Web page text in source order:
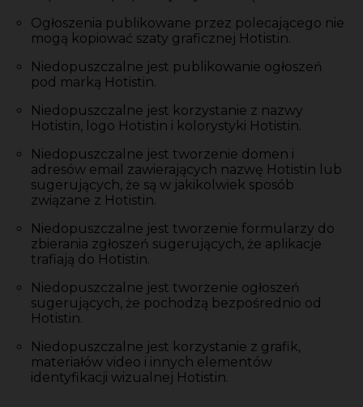
Ogłoszenia publikowane przez polecającego nie
mogą kopiować szaty graficznej Hotistin.
Niedopuszczalne jest publikowanie ogłoszeń
pod marką Hotistin.
Niedopuszczalne jest korzystanie z nazwy
Hotistin, logo Hotistin i kolorystyki Hotistin.
Niedopuszczalne jest tworzenie domen i
adresów email zawierających nazwę Hotistin lub
sugerujących, że są w jakikolwiek sposób
związane z Hotistin.
Niedopuszczalne jest tworzenie formularzy do
zbierania zgłoszeń sugerujących, że aplikacje
trafiają do Hotistin.
Niedopuszczalne jest tworzenie ogłoszeń
sugerujących, że pochodzą bezpośrednio od
Hotistin.
Niedopuszczalne jest korzystanie z grafik,
materiałów video i innych elementów
identyfikacji wizualnej Hotistin.